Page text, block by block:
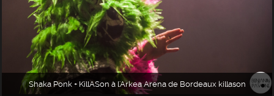
Shaka Ponk + KillASon à l'Arkea Arena de Bordeaux killason